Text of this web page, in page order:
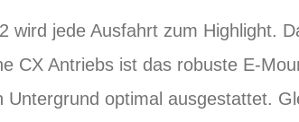
wird jede Ausfahrt zum Highlight.
CX Antriebs ist das robuste E-
Untergrund optimal ausgestattet.